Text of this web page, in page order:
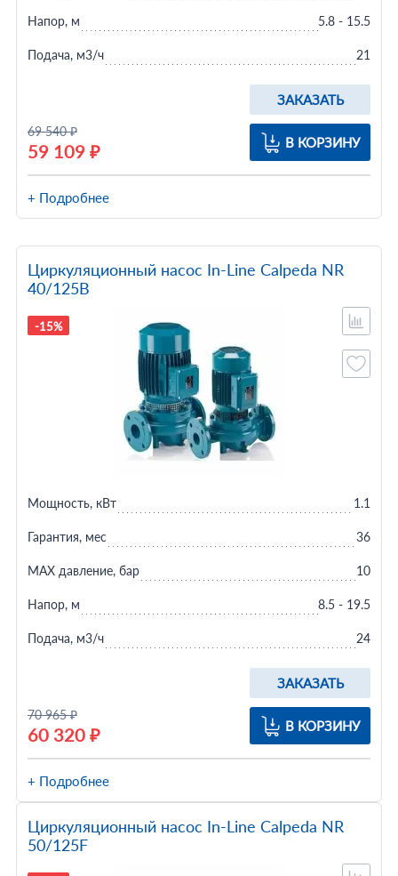
69 540 ₽
59 109 ₽
ЗАКАЗАТЬ
В КОРЗИНУ
Напор, м 5.8 - 15.5
Подача, м3/ч 21
+ Подробнее
Циркуляционный насос In-Line Calpeda NR
40/125B
-15%
70 965 ₽
60 320 ₽
ЗАКАЗАТЬ
В КОРЗИНУ
Мощность, кВт 1.1
Гарантия, мес 36
MAX давление, бар 10
Напор, м 8.5 - 19.5
Подача, м3/ч 24
+ Подробнее
Циркуляционный насос In-Line Calpeda NR
50/125F